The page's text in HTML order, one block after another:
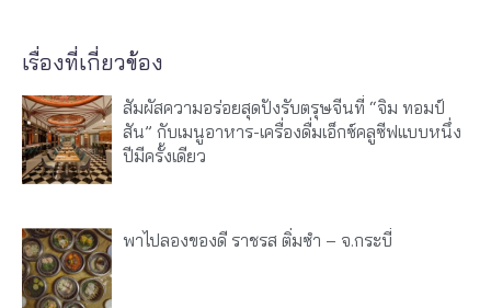
เรื่องที่เกี่ยวข้อง
สัมผัสความอร่อยสุดปังรับตรุษจีนที่ “จิม ทอมป์
สัน” กับเมนูอาหาร-เครื่องดื่มเอ็กซ์คลูซีฟแบบหนึ่ง
ปีมีครั้งเดียว
พาไปลองของดี ราชรส ติ่มซำ – จ.กระบี่